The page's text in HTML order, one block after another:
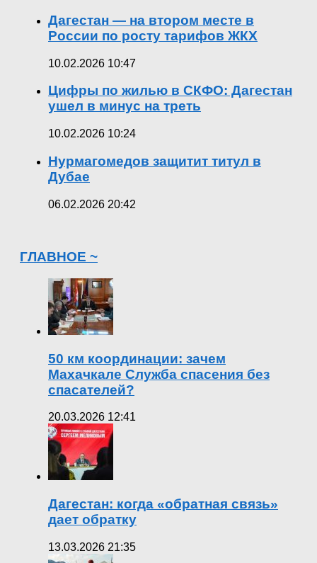
Дагестан — на втором месте в
России по росту тарифов ЖКХ
10.02.2026 10:47
Цифры по жилью в СКФО: Дагестан
ушел в минус на треть
10.02.2026 10:24
Нурмагомедов защитит титул в
Дубае
06.02.2026 20:42
ГЛАВНОЕ ~
50 км координации: зачем
Махачкале Служба спасения без
спасателей?
20.03.2026 12:41
Дагестан: когда «обратная связь»
дает обратку
13.03.2026 21:35